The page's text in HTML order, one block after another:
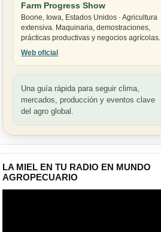
Farm Progress Show
Boone, Iowa, Estados Unidos · Agricultura
extensiva. Maquinaria, demostraciones,
prácticas productivas y negocios agrícolas.
Web oficial
Una guía rápida para seguir clima,
mercados, producción y eventos clave
del agro global.
LA MIEL EN TU RADIO EN MUNDO
AGROPECUARIO